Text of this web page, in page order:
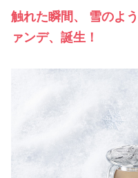
触れた瞬間、 雪のよ
ァンデ、誕生！